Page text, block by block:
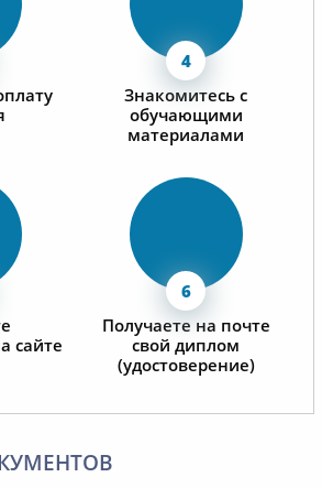
Знакомитесь с
обучающими
материалами
сайте
Получаете на почте
свой диплом
(удостоверение)